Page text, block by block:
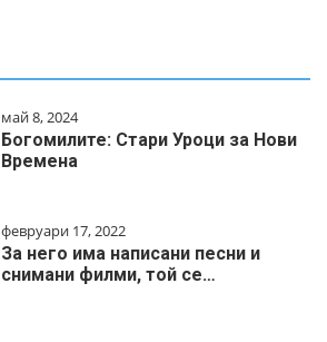
май 8, 2024
Богомилите: Стари Уроци за Нови
Времена
февруари 17, 2022
За него има написани песни и
снимани филми, той се…